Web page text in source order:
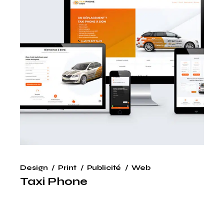
Design Print Publicité Web
Taxi Phone